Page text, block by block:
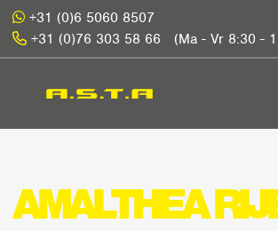
+31 (0)6 5060 8507
+31 (0)76 303 58 66
(Ma - Vr 8:30 -
AMALTHEA